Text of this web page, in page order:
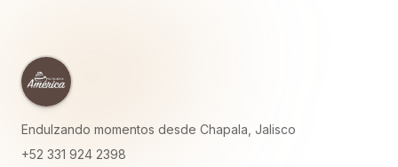
Endulzando momentos desde Chapala, Jalisco
+52 331 924 2398